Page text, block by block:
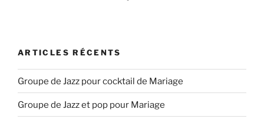
ARTICLES RÉCENTS
Groupe de Jazz pour cocktail de Mariage
Groupe de Jazz et pop pour Mariage